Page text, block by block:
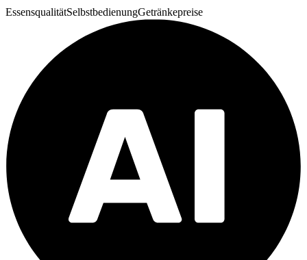
EssensqualitätSelbstbedienungGetränkepreise